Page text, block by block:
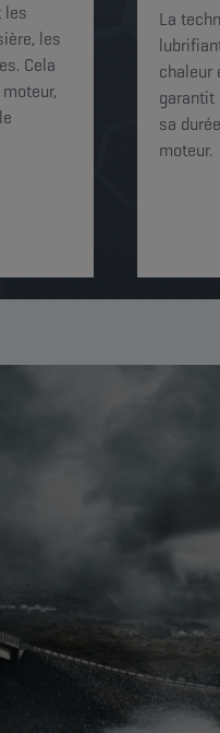
les
les
Cela
La
chaleur
garantit
sa
moteur.